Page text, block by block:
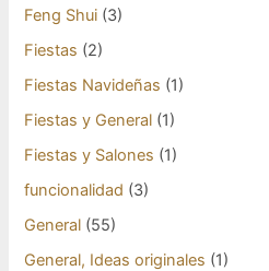
Feng Shui (3)
Fiestas (2)
Fiestas Navideñas (1)
Fiestas y General (1)
Fiestas y Salones (1)
funcionalidad (3)
General (55)
General, Ideas originales (1)